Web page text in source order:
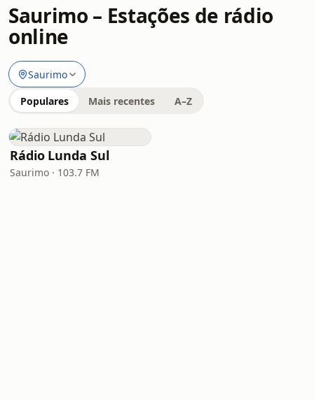
Saurimo – Estações de rádio
online
Saurimo
Populares Mais recentes A–Z
Rádio Lunda Sul
Saurimo · 103.7 FM